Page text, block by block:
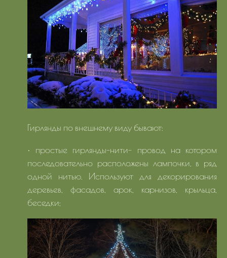
Гирлянды по внешнему виду бывают:
• простые гирлянды-нити- провод на котором
последовательно расположены лампочки, в ряд
одной нитью. Используют для декорирования
деревьев, фасадов, арок, карнизов, крыльца,
беседки;